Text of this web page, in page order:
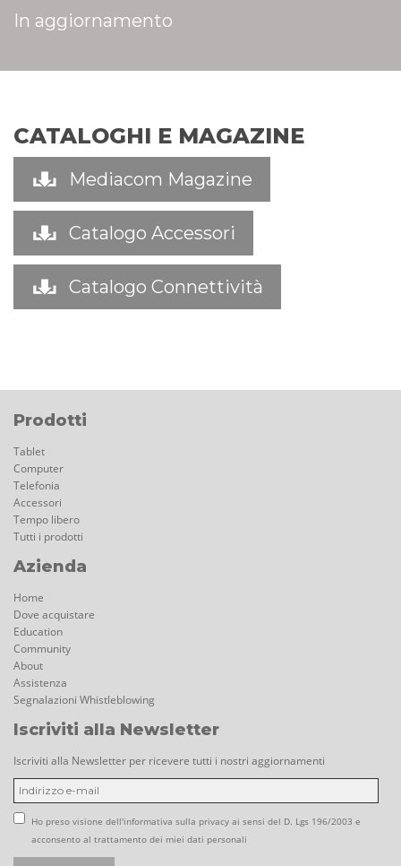
In aggiornamento
CATALOGHI E MAGAZINE
Mediacom Magazine
Catalogo Accessori
Catalogo Connettività
Prodotti
Tablet
Computer
Telefonia
Accessori
Tempo libero
Tutti i prodotti
Azienda
Home
Dove acquistare
Education
Community
About
Assistenza
Segnalazioni Whistleblowing
Iscriviti alla Newsletter
Iscriviti alla Newsletter per ricevere tutti i nostri aggiornamenti
Ho preso visione dell'informativa sulla privacy ai sensi del D. Lgs 196/2003 e
acconsento al trattamento dei miei dati personali